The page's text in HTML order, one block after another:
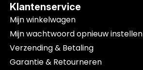
Klantenservice
Mijn winkelwagen
Mijn wachtwoord opnieuw instellen
Verzending & Betaling
Garantie & Retourneren